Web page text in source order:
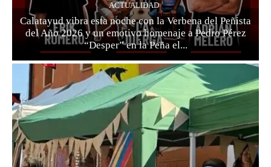
ACTUALIDAD
Calatayud vibra esta noche con la Verbena del Peñista
del Año 2026 y un emotivo homenaje a Pedro Pérez
“Desper” en la Peña el...